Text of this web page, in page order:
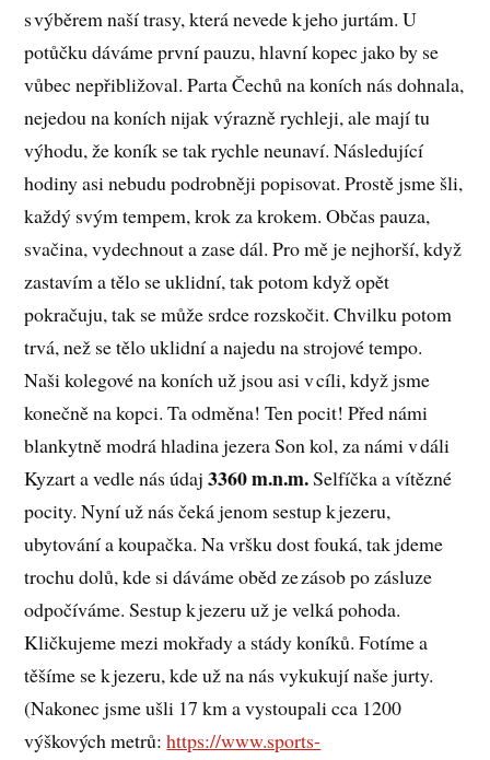
s výběrem naší trasy, která nevede k jeho jurtám. U
potůčku dáváme první pauzu, hlavní kopec jako by se
vůbec nepřibližoval. Parta Čechů na koních nás dohnala,
nejedou na koních nijak výrazně rychleji, ale mají tu
výhodu, že koník se tak rychle neunaví. Následující
hodiny asi nebudu podrobněji popisovat. Prostě jsme šli,
každý svým tempem, krok za krokem. Občas pauza,
svačina, vydechnout a zase dál. Pro mě je nejhorší, když
zastavím a tělo se uklidní, tak potom když opět
pokračuju, tak se může srdce rozskočit. Chvilku potom
trvá, než se tělo uklidní a najedu na strojové tempo.
Naši kolegové na koních už jsou asi v cíli, když jsme
konečně na kopci. Ta odměna! Ten pocit! Před námi
blankytně modrá hladina jezera Son kol, za námi v dáli
Kyzart a vedle nás údaj3360 m.n.m.Selfíčka a vítězné
pocity. Nyní už nás čeká jenom sestup k jezeru,
ubytování a koupačka. Na vršku dost fouká, tak jdeme
trochu dolů, kde si dáváme oběd ze zásob po zásluze
odpočíváme. Sestup k jezeru už je velká pohoda.
Kličkujeme mezi mokřady a stády koníků. Fotíme a
těšíme se k jezeru, kde už na nás vykukují naše jurty.
(Nakonec jsme ušli 17 km a vystoupali cca 1200
výškových metrů:https://www.sports-